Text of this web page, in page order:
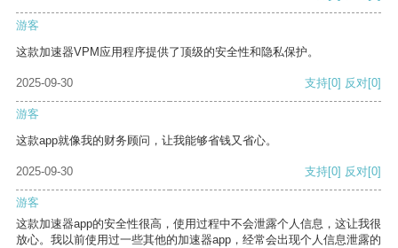
游客
这款加速器VPM应用程序提供了顶级的安全性和隐私保护。
2025-09-30 支持[0] 反对[0]
游客
这款app就像我的财务顾问，让我能够省钱又省心。
2025-09-30 支持[0] 反对[0]
游客
这款加速器app的安全性很高，使用过程中不会泄露个人信息，这让我很
放心。我以前使用过一些其他的加速器app，经常会出现个人信息泄露的